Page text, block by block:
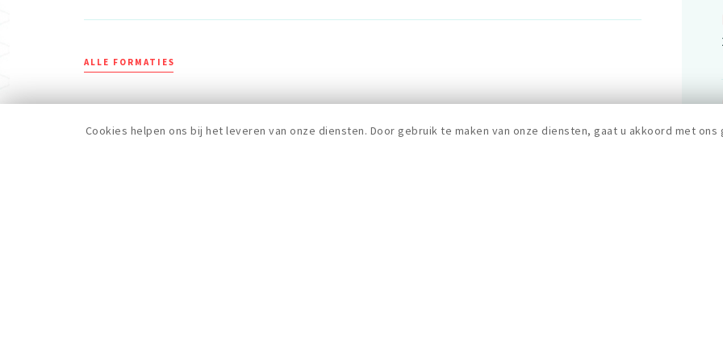
ALLE FORMATIES
Cookies helpen ons bij het leveren van onze diensten. Door gebruik te maken van onze diensten, gaat u akkoord met ons